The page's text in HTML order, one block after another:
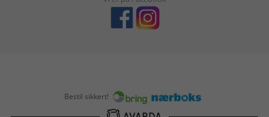
Bestil sikkert!